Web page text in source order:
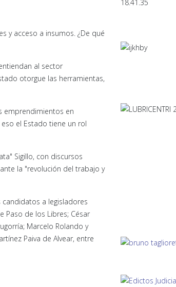
y acceso a insumos. ¿De qué
al sector
otorgue las herramientas,
emprendimientos en
el Estado tiene un rol
Sigillo, con discursos
la "revolución del trabajo y
a legisladores
Paso de los Libres; César
Marcelo Rolando y
Paiva de Alvear, entre